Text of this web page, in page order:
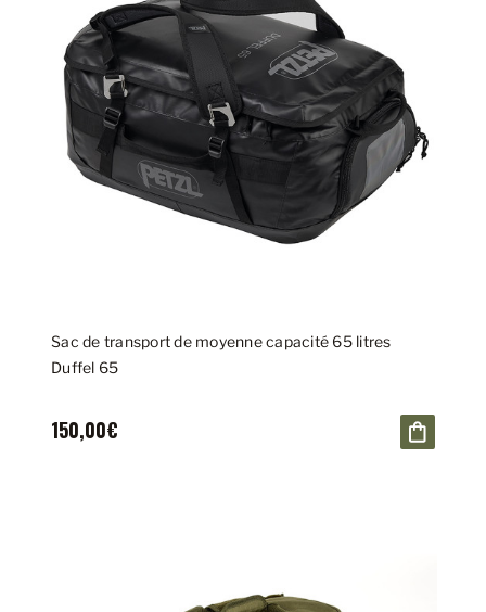
Sac de transport de moyenne capacité 65 litres
Duffel 65
150,00€